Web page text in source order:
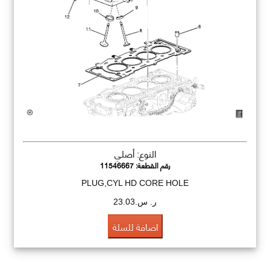
النوع: أصلي
رقم القطعة:11546667
PLUG,CYL HD CORE HOLE
ر. س.23.03
اضافة للسلة